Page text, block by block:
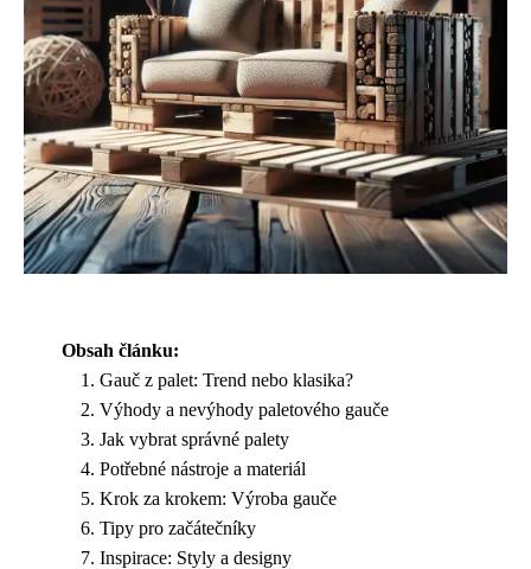
Obsah článku:
Gauč z palet: Trend nebo klasika?
Výhody a nevýhody paletového gauče
Jak vybrat správné palety
Potřebné nástroje a materiál
Krok za krokem: Výroba gauče
Tipy pro začátečníky
Inspirace: Styly a designy